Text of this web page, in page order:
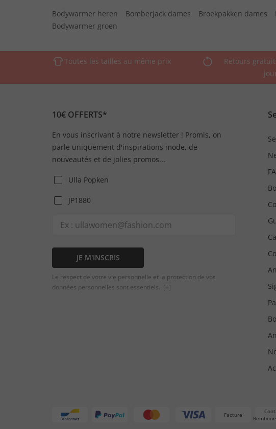
Bodywarmer heren Bomberjack dames Broekpakken dames
Bodywarmer groen
Toutes les tailles au même prix
Retours
10€ OFFERTS*
En vous inscrivant à notre newsletter ! Promis, on
parle uniquement d'inspirations mode, de
nouveautés et de jolies promos...
Ulla Popken
JP1880
JE M'INSCRIS
Le respect de votre vie personnelle et la protection de vos
données personnelles sont essentiels. [+]
Facture